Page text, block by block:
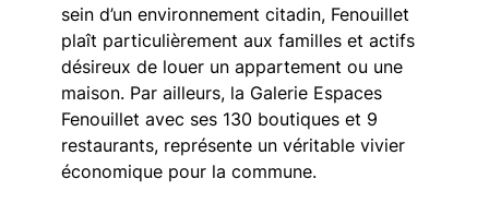
sein d’un environnement citadin, Fenouillet
plaît particulièrement aux familles et actifs
désireux de louer un appartement ou une
maison. Par ailleurs, la Galerie Espaces
Fenouillet avec ses 130 boutiques et 9
restaurants, représente un véritable vivier
économique pour la commune.